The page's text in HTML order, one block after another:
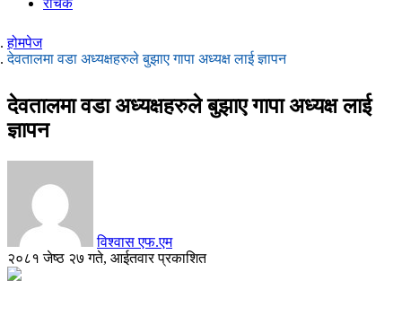
रोचक
होमपेज
देवतालमा वडा अध्यक्षहरुले बुझाए गापा अध्यक्ष लाई ज्ञापन
देवतालमा वडा अध्यक्षहरुले बुझाए गापा अध्यक्ष लाई
ज्ञापन
विश्वास एफ.एम
२०८१ जेष्ठ २७ गते, आईतवार प्रकाशित